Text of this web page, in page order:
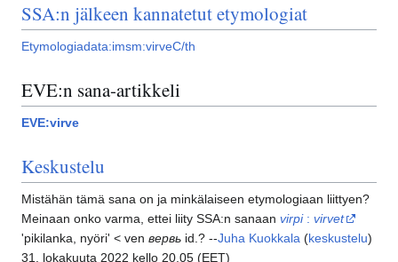
SSA:n jälkeen kannatetut etymologiat
Etymologiadata:imsm:virveC/th
EVE:n sana-artikkeli
EVE:virve
Keskustelu
Mistähän tämä sana on ja minkälaiseen etymologiaan liittyen?
Meinaan onko varma, ettei liity SSA:n sanaan virpi: virvet
'pikilanka, nyöri' < ven вервь id.? --Juha Kuokkala (keskustelu)
31. lokakuuta 2022 kello 20.05 (EET)